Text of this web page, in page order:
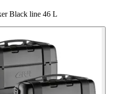
Black line 46 L